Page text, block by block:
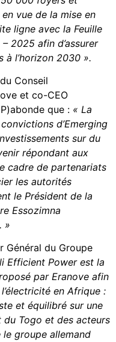
vue de la mise en
ligne avec la Feuille
2025 afin d’assurer
à l’horizon 2030 ».
Conseil
et co-CEO
que : « La
d’Emerging
sur du
répondant aux
cadre de partenariats
les autorités
le Président de la
Essozimna
»
Général du Groupe
Efficient Power est la
par Eranove afin
en Afrique :
et équilibré sur une
du Togo et des acteurs
groupe allemand